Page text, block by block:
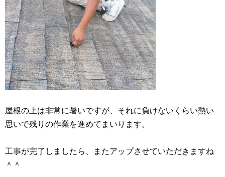
屋根の上は非常に暑いですが、それに負けないくらい熱い
思いで残りの作業を進めてまいります。
工事が完了しましたら、またアップさせていただきますね
＾＾